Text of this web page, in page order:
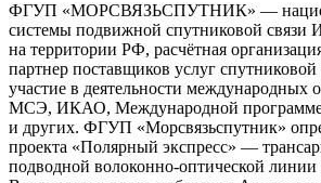
ФГУП «МОРСВЯЗЬСПУТНИК» —
системы подвижной спутниковой связи
на территории РФ, расчётная
партнер поставщиков услуг
участие в деятельности
МСЭ, ИКАО, Международной
и других. ФГУП «Морсвязьспутник»
проекта «Полярный экспресс» —
подводной волоконно-оптической